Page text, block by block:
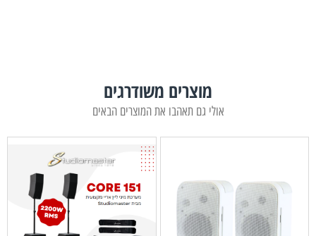
מוצרים משודרגים
אולי גם תאהבו את המוצרים הבאים